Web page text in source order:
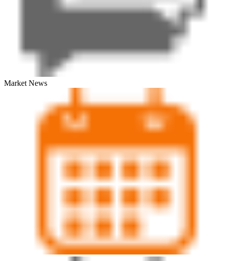
Market News